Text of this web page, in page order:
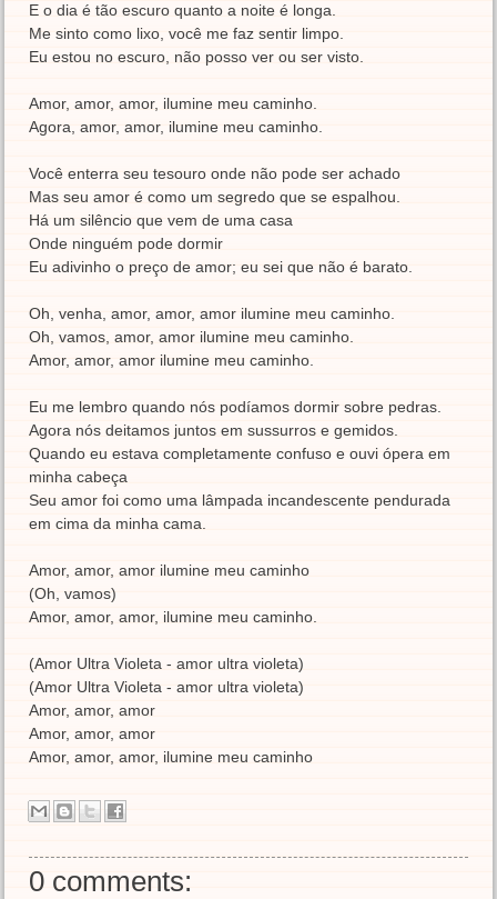
E o dia é tão escuro quanto a noite é longa.
Me sinto como lixo, você me faz sentir limpo.
Eu estou no escuro, não posso ver ou ser visto.
Amor, amor, amor, ilumine meu caminho.
Agora, amor, amor, ilumine meu caminho.
Você enterra seu tesouro onde não pode ser achado
Mas seu amor é como um segredo que se espalhou.
Há um silêncio que vem de uma casa
Onde ninguém pode dormir
Eu adivinho o preço de amor; eu sei que não é barato.
Oh, venha, amor, amor, amor ilumine meu caminho.
Oh, vamos, amor, amor ilumine meu caminho.
Amor, amor, amor ilumine meu caminho.
Eu me lembro quando nós podíamos dormir sobre pedras.
Agora nós deitamos juntos em sussurros e gemidos.
Quando eu estava completamente confuso e ouvi ópera em
minha cabeça
Seu amor foi como uma lâmpada incandescente pendurada
em cima da minha cama.
Amor, amor, amor ilumine meu caminho
(Oh, vamos)
Amor, amor, amor, ilumine meu caminho.
(Amor Ultra Violeta - amor ultra violeta)
(Amor Ultra Violeta - amor ultra violeta)
Amor, amor, amor
Amor, amor, amor
Amor, amor, amor, ilumine meu caminho
0 comments: